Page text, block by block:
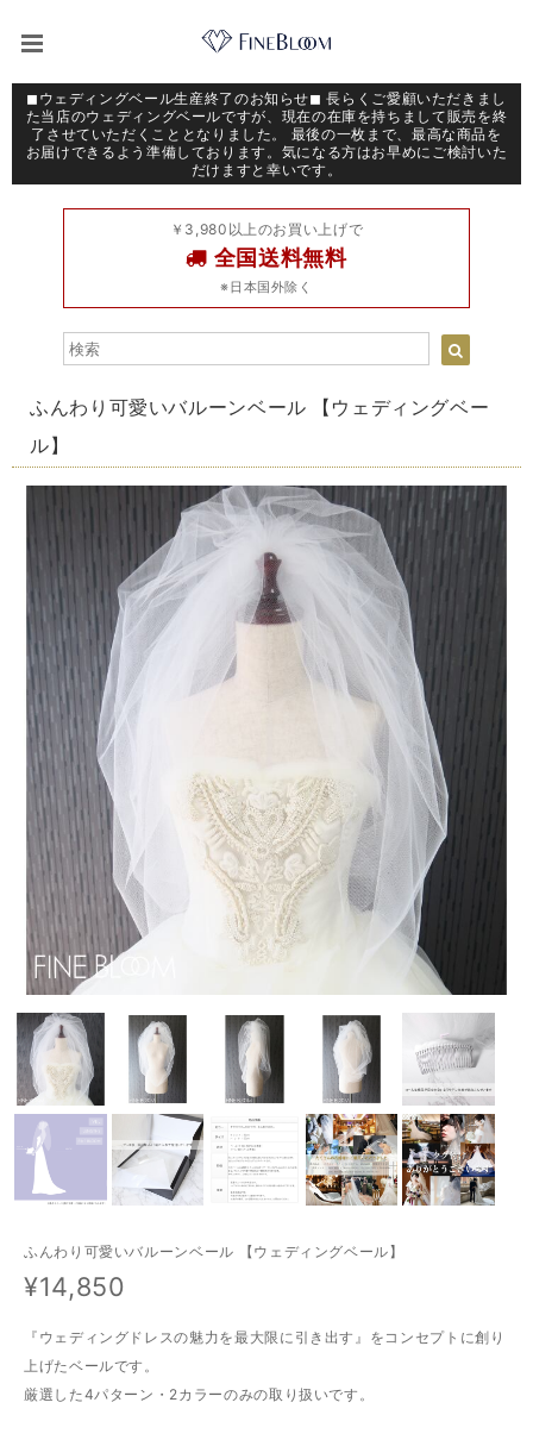
◼︎ウェディングベール生産終了のお知らせ◼︎ 長らくご愛顧いただきまし
た当店のウェディングベールですが、現在の在庫を持ちまして販売を終
了させていただくこととなりました。 最後の一枚まで、最高な商品を
お届けできるよう準備しております。気になる方はお早めにご検討いた
だけますと幸いです。
￥3,980以上のお買い上げで
全国送料無料
※日本国外除く
ふんわり可愛いバルーンベール 【ウェディングベー
ル】
ふんわり可愛いバルーンベール 【ウェディングベール】
¥14,850
『ウェディングドレスの魅力を最大限に引き出す』をコンセプトに創り
上げたベールです。
厳選した4パターン・2カラーのみの取り扱いです。